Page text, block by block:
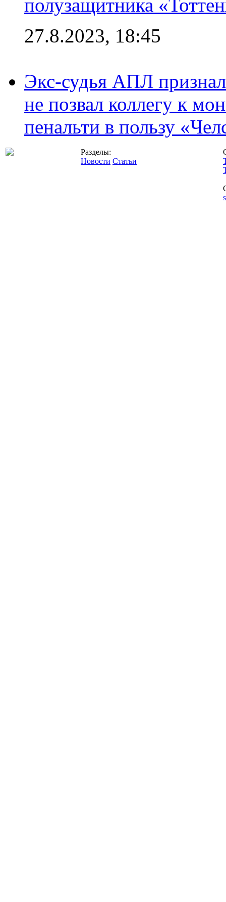
полузащитника
27.8.2023, 18:45
Экс-судья АПЛ
не позвал коллегу к
пенальти в пользу
Разделы:
Новости Статьи